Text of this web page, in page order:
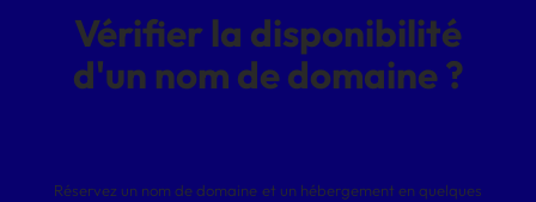
Vérifier la disponibilité
d'un nom de domaine ?
Réservez un nom de domaine et un hébergement en quelques